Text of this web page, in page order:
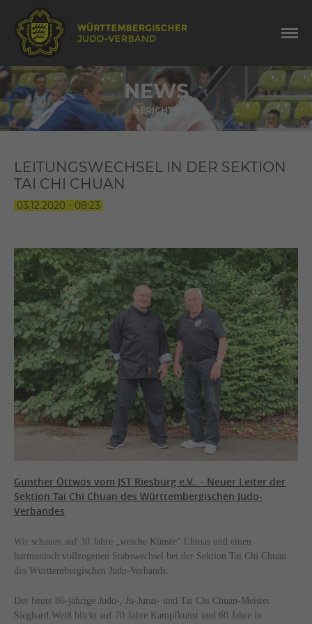
NEWS
BERICHTE
LEITUNGSWECHSEL IN DER SEKTION
TAI CHI CHUAN
03.12.2020 - 08:23
Günther Öttwös vom JST Riesbürg e.V. - Neuer Leiter der
Sektion Tai Chi Chuan des Württembergischen Judo-
Verbandes
Wir schauen auf 30 Jahre „weiche Künste“ Chinas und einen
harmonisch vollzogenen Stabswechsel bei der Sektion Tai Chi Chuan
des Württembergischen Judo-Verbands.
Der heute 86-jährige Judo-, Ju-Jutsu- und Tai Chi Chuan-Meister
Sieghard Weiß blickt auf 70 Jahre Kampfkunst und 60 Jahre in